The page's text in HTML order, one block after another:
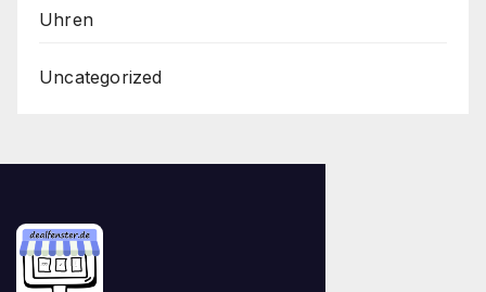
Uhren
Uncategorized